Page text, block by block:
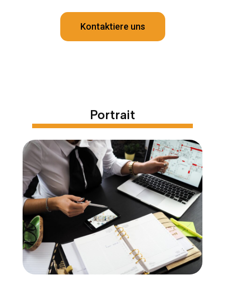
Kontaktiere uns
Portrait